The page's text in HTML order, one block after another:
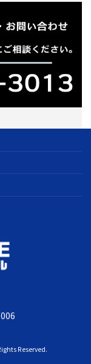
Reserved.